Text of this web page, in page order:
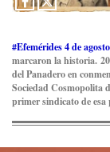
#Efemérides 4 de
marcaron la historia.
del Panadero en
Sociedad Cosmopolita
primer sindicato de esa